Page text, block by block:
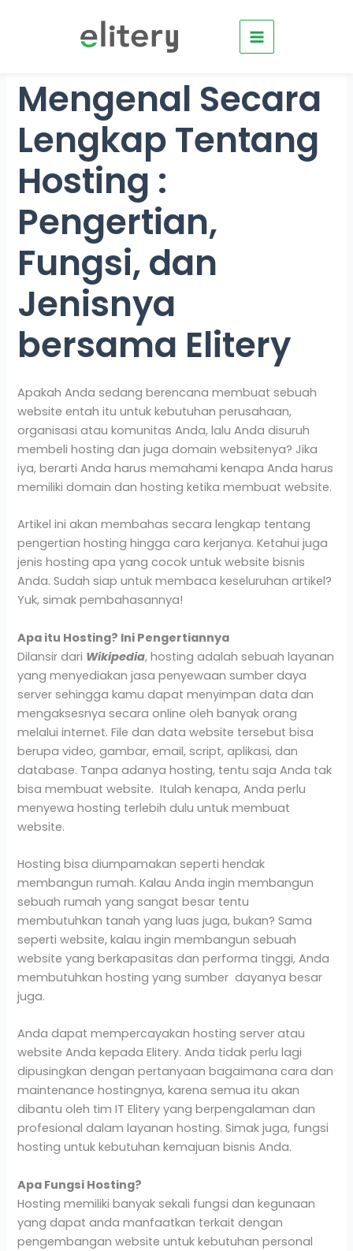
Mengenal Secara
Lengkap Tentang
Hosting :
Pengertian,
Fungsi, dan
Jenisnya
bersama Elitery
Apakah Anda sedang berencana membuat sebuah
website entah itu untuk kebutuhan perusahaan,
organisasi atau komunitas Anda, lalu Anda disuruh
membeli hosting dan juga domain websitenya? Jika
iya, berarti Anda harus memahami kenapa Anda harus
memiliki domain dan hosting ketika membuat website.
Artikel ini akan membahas secara lengkap tentang
pengertian hosting hingga cara kerjanya. Ketahui juga
jenis hosting apa yang cocok untuk website bisnis
Anda. Sudah siap untuk membaca keseluruhan artikel?
Yuk, simak pembahasannya!
Apa itu Hosting? Ini Pengertiannya
Dilansir dari Wikipedia, hosting adalah sebuah layanan
yang menyediakan jasa penyewaan sumber daya
server sehingga kamu dapat menyimpan data dan
mengaksesnya secara online oleh banyak orang
melalui internet. File dan data website tersebut bisa
berupa video, gambar, email, script, aplikasi, dan
database. Tanpa adanya hosting, tentu saja Anda tak
bisa membuat website. Itulah kenapa, Anda perlu
menyewa hosting terlebih dulu untuk membuat
website.
Hosting bisa diumpamakan seperti hendak
membangun rumah. Kalau Anda ingin membangun
sebuah rumah yang sangat besar tentu
membutuhkan tanah yang luas juga, bukan? Sama
seperti website, kalau ingin membangun sebuah
website yang berkapasitas dan performa tinggi, Anda
membutuhkan hosting yang sumber dayanya besar
juga.
Anda dapat mempercayakan hosting server atau
website Anda kepada Elitery. Anda tidak perlu lagi
dipusingkan dengan pertanyaan bagaimana cara dan
maintenance hostingnya, karena semua itu akan
dibantu oleh tim IT Elitery yang berpengalaman dan
profesional dalam layanan hosting. Simak juga, fungsi
hosting untuk kebutuhan kemajuan bisnis Anda.
Apa Fungsi Hosting?
Hosting memiliki banyak sekali fungsi dan kegunaan
yang dapat anda manfaatkan terkait dengan
pengembangan website untuk kebutuhan personal